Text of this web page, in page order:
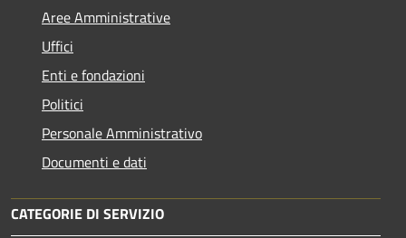
Aree Amministrative
Uffici
Enti e fondazioni
Politici
Personale Amministrativo
Documenti e dati
CATEGORIE DI SERVIZIO